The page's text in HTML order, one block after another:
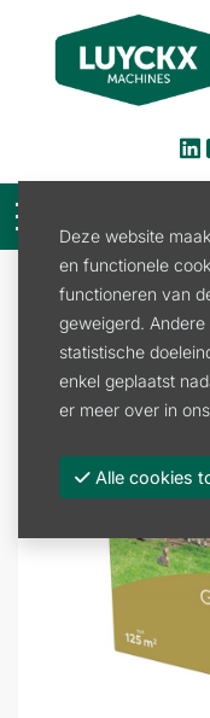
GRASZAAD
Deze website
en functionele
functioneren van
geweigerd.
statistische
enkel geplaatst
er meer over in ons
Alle